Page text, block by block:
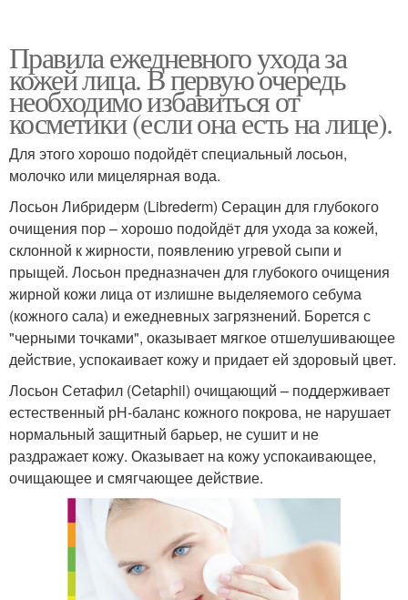
Правила ежедневного ухода за
кожей лица. В первую очередь
необходимо избавиться от
косметики (если она есть на лице).
Для этого хорошо подойдёт специальный лосьон,
молочко или мицелярная вода.
Лосьон Либридерм (Librederm) Серацин для глубокого
очищения пор – хорошо подойдёт для ухода за кожей,
склонной к жирности, появлению угревой сыпи и
прыщей. Лосьон предназначен для глубокого очищения
жирной кожи лица от излишне выделяемого себума
(кожного сала) и ежедневных загрязнений. Борется с
"черными точками", оказывает мягкое отшелушивающее
действие, успокаивает кожу и придает ей здоровый цвет.
Лосьон Сетафил (Cetaphil) очищающий – поддерживает
естественный рН-баланс кожного покрова, не нарушает
нормальный защитный барьер, не сушит и не
раздражает кожу. Оказывает на кожу успокаивающее,
очищающее и смягчающее действие.